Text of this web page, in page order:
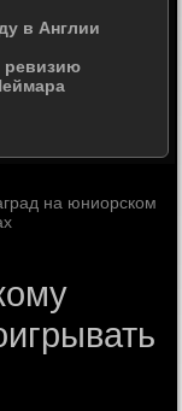
в Англии
ревизию
на юниорском